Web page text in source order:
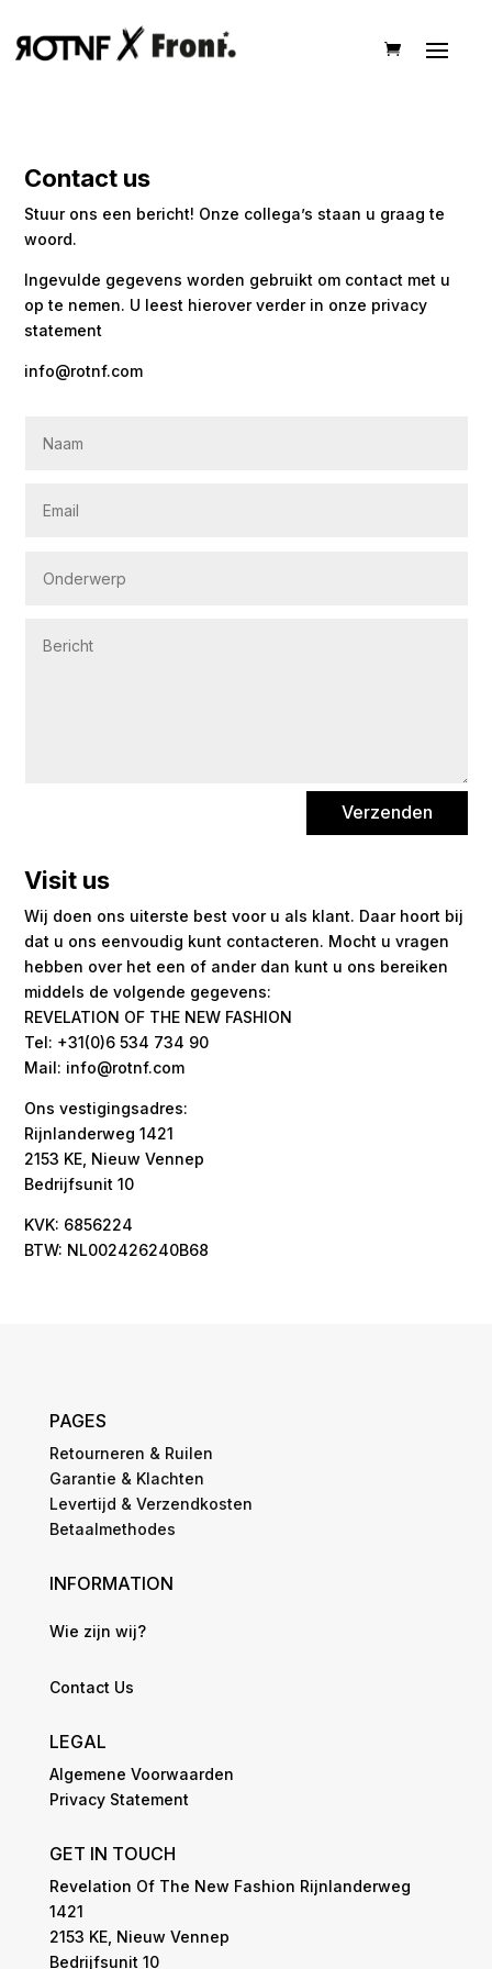
Contact us
Stuur ons een bericht! Onze collega’s staan u graag te
woord.
Ingevulde gegevens worden gebruikt om contact met u
op te nemen. U leest hierover verder in onze privacy
statement
info@rotnf.com
Verzenden
Visit us
Wij doen ons uiterste best voor u als klant. Daar hoort bij
dat u ons eenvoudig kunt contacteren. Mocht u vragen
hebben over het een of ander dan kunt u ons bereiken
middels de volgende gegevens:
REVELATION OF THE NEW FASHION
Tel: +31(0)6 534 734 90
Mail: info@rotnf.com
Ons vestigingsadres:
Rijnlanderweg 1421
2153 KE, Nieuw Vennep
Bedrijfsunit 10
KVK: 6856224
BTW: NL002426240B68
PAGES
Retourneren & Ruilen
Garantie & Klachten
Levertijd & Verzendkosten
Betaalmethodes
INFORMATION
Wie zijn wij?
Contact Us
LEGAL
Algemene Voorwaarden
Privacy Statement
GET IN TOUCH
Revelation Of The New Fashion Rijnlanderweg
1421
2153 KE, Nieuw Vennep
Bedrijfsunit 10